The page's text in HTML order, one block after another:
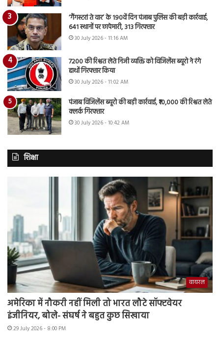
‘गैंगस्टरां ते वार’ के 190वें दिन पंजाब पुलिस की बड़ी कार्रवाई,
641 स्थानों पर छापेमारी, 313 गिरफ्तार
30 July 2026 - 11:16 AM
7200 की रिश्वत लेते निजी व्यक्ति को विजिलेंस ब्यूरो ने रंगे
हाथों गिरफ्तार किया
30 July 2026 - 11:02 AM
पंजाब विजिलेंस ब्यूरो की बड़ी कार्रवाई, ₹10,000 की रिश्वत लेते
क्लर्क गिरफ्तार
30 July 2026 - 10:42 AM
शिक्षा
वायरल
अमेरिका में नौकरी नहीं मिली तो भारत लौटे सॉफ्टवेयर
इंजीनियर, बोले- संघर्ष ने बहुत कुछ सिखाया
29 July 2026 - 8:00 PM